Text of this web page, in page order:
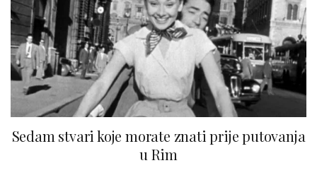
Sedam stvari koje morate znati prije putovanja
u Rim